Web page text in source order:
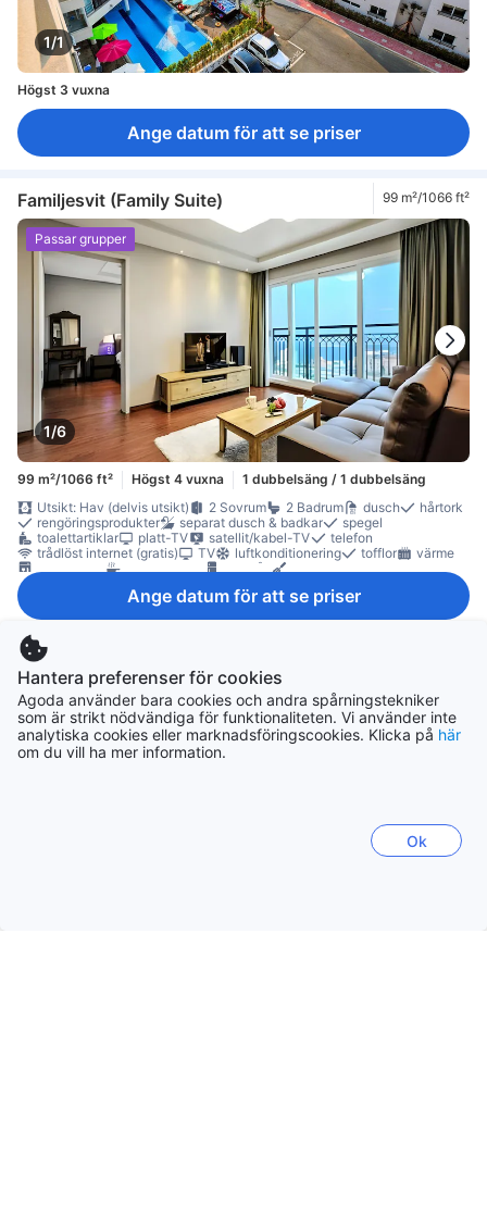
1/1
Högst 3 vuxna
Ange datum för att se priser
Familjesvit (Family Suite) 99 m²/1066 ft²
1/6
Passar grupper
99 m²/1066 ft² Högst 4 vuxna
1 dubbelsäng / 1 dubbelsäng
Utsikt: Hav (delvis utsikt)
2 Sovrum 2 Badrum dusch
hårtork
rengöringsprodukter
separat dusch & badkar
spegel
toalettartiklar
platt-TV satellit/kabel-TV
telefon
trådlöst internet (gratis)
TV luftkonditionering tofflor
värme
kylskåp
garderob
klädhängare
rökdetektor
Ange datum för att se priser
Family Double Suite, 2 Bedrooms
Passar grupper
Hantera preferenser för cookies
Agoda använder bara cookies och andra spårningstekniker
som är strikt nödvändiga för funktionaliteten. Vi använder inte
analytiska cookies eller marknadsföringscookies. Klicka på här
om du vill ha mer information.
Ok